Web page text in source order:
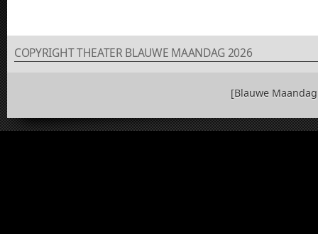
COPYRIGHT THEATER BLAUWE MAANDAG 2026
[Blauwe